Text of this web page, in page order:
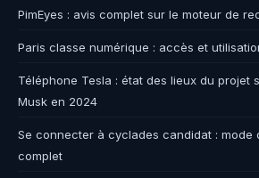
PimEyes : avis complet sur le moteur de
Paris classe numérique : accès et
Téléphone Tesla : état des lieux du projet
Musk en 2024
Se connecter à cyclades candidat : mode
complet